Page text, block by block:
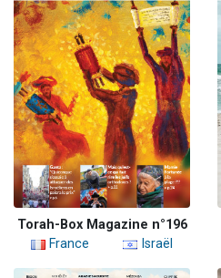
Torah-Box Magazine n°196
France
Israël